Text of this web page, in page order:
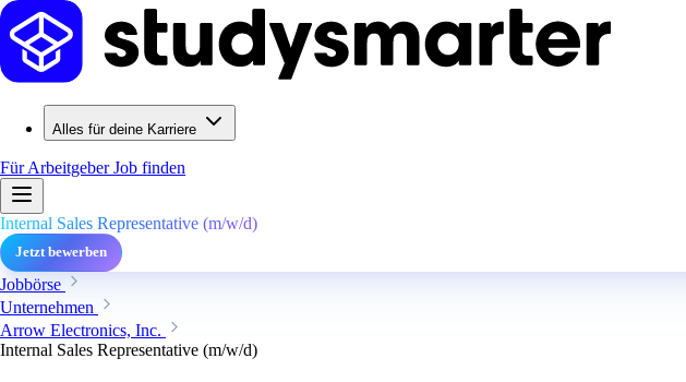
Alles für deine Karriere
Für ArbeitgeberJob finden
Internal Sales Representative (m/w/d)
Jetzt bewerben
Jobbörse
Unternehmen
Arrow Electronics, Inc.
Internal Sales Representative (m/w/d)